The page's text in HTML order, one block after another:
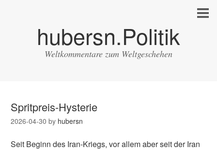
hubersn.Politik
Weltkommentare zum Weltgeschehen
Spritpreis-Hysterie
2026-04-30 by hubersn
Seit Beginn des Iran-Kriegs, vor allem aber seit der Iran